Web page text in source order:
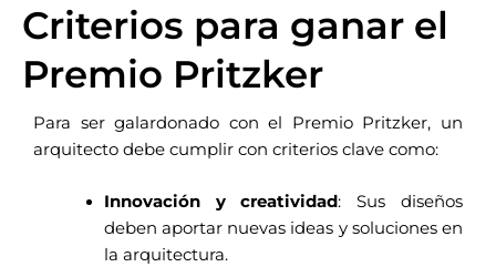
Criterios para ganar el
Premio Pritzker
Para ser galardonado con el Premio Pritzker, un
arquitecto debe cumplir con criterios clave como:
Innovación y creatividad: Sus diseños
deben aportar nuevas ideas y soluciones en
la arquitectura.